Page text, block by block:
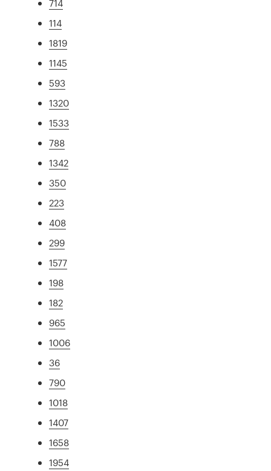
714
114
1819
1145
593
1320
1533
788
1342
350
223
408
299
1577
198
182
965
1006
36
790
1018
1407
1658
1954